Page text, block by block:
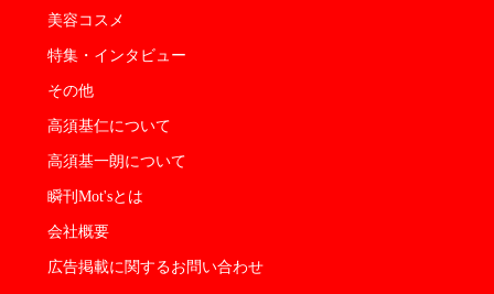
美容コスメ
特集・インタビュー
その他
高須基仁について
高須基一朗について
瞬刊Mot'sとは
会社概要
広告掲載に関するお問い合わせ